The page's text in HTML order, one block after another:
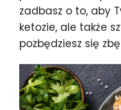
zadbasz o to, aby
ketozie, ale także
pozbędziesz się